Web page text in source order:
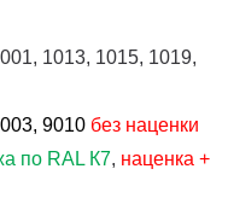
1013, 1015, 1019,
9010 без наценки
по RAL К7, наценка +